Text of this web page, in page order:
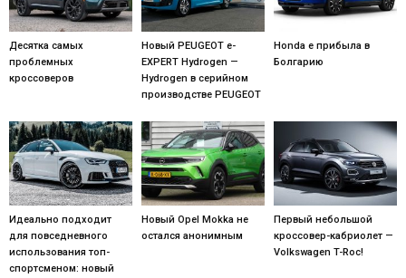
Десятка самых
проблемных
кроссоверов
Новый PEUGEOT e-
EXPERT Hydrogen —
Hydrogen в серийном
производстве PEUGEOT
Honda e прибыла в
Болгарию
Идеально подходит
для повседневного
использования топ-
спортсменом: новый
Новый Opel Mokka не
остался анонимным
Первый небольшой
кроссовер-кабриолет —
Volkswagen T-Roc!